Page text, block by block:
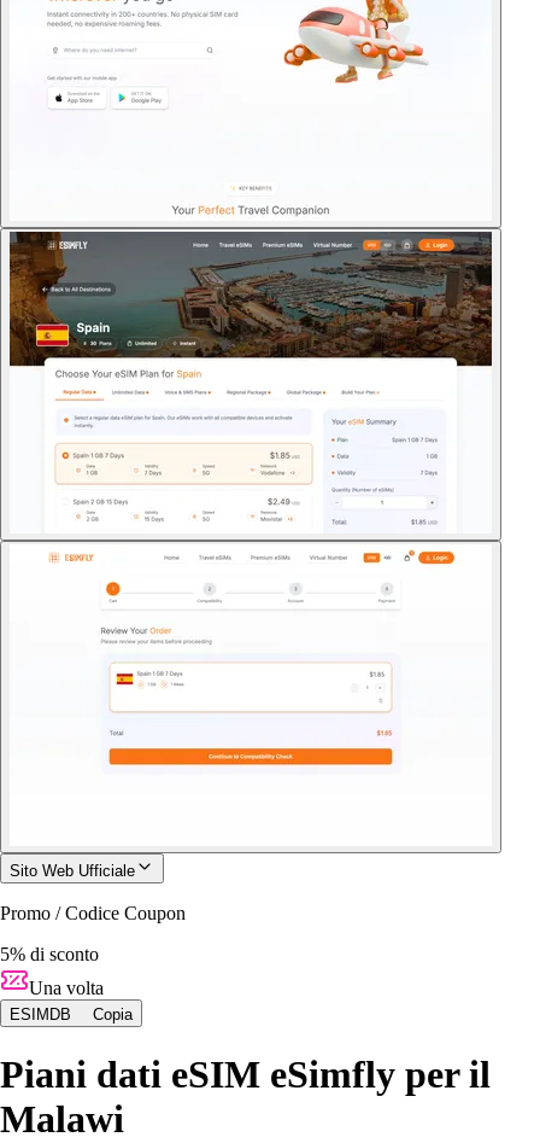
Sito Web Ufficiale
Promo / Codice Coupon
5% di sconto
Una volta
ESIMDB Copia
Piani dati eSIM eSimfly per il
Malawi